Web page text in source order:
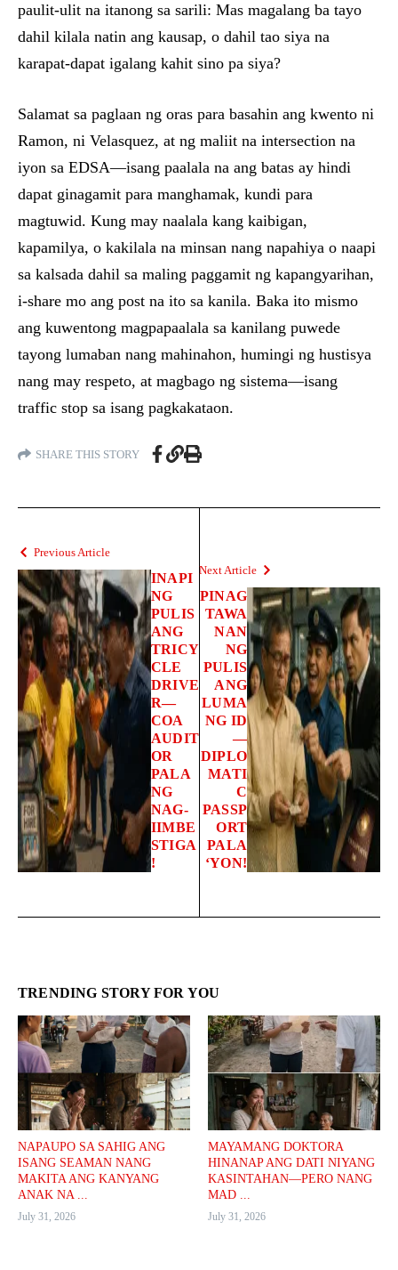
paulit-ulit na itanong sa sarili: Mas magalang ba tayo
dahil kilala natin ang kausap, o dahil tao siya na
karapat-dapat igalang kahit sino pa siya?
Salamat sa paglaan ng oras para basahin ang kwento ni
Ramon, ni Velasquez, at ng maliit na intersection na
iyon sa EDSA—isang paalala na ang batas ay hindi
dapat ginagamit para manghamak, kundi para
magtuwid. Kung may naalala kang kaibigan,
kapamilya, o kakilala na minsan nang napahiya o naapi
sa kalsada dahil sa maling paggamit ng kapangyarihan,
i-share mo ang post na ito sa kanila. Baka ito mismo
ang kuwentong magpapaalala sa kanilang puwede
tayong lumaban nang mahinahon, humingi ng hustisya
nang may respeto, at magbago ng sistema—isang
traffic stop sa isang pagkakataon.
SHARE THIS STORY
Previous Article
INAPI
NG
PULIS
ANG
TRICY
CLE
DRIVE
R—
COA
AUDIT
OR
PALA
NG
NAG-
IIMBE
STIGA
!
Next Article
PINAG
TAWA
NAN
NG
PULIS
ANG
LUMA
NG ID
—
DIPLO
MATI
C
PASSP
ORT
PALA
‘YON!
TRENDING STORY FOR YOU
NAPAUPO SA SAHIG ANG
ISANG SEAMAN NANG
MAKITA ANG KANYANG
ANAK NA ...
July 31, 2026
MAYAMANG DOKTORA
HINANAP ANG DATI NIYANG
KASINTAHAN—PERO NANG
MAD ...
July 31, 2026